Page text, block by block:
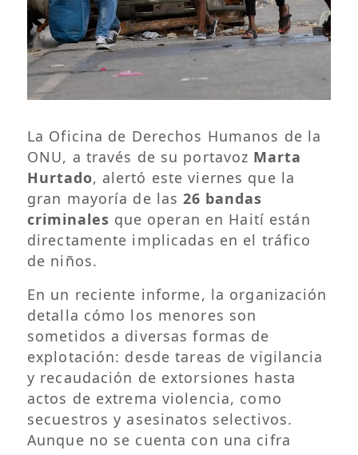
La Oficina de Derechos Humanos de la
ONU, a través de su portavoz Marta
Hurtado, alertó este viernes que la
gran mayoría de las26 bandas
criminales que operan en Haití están
directamente implicadas en el tráfico
de niños.
En un reciente informe, la organización
detalla cómo los menores son
sometidos a diversas formas de
explotación: desde tareas de vigilancia
y recaudación de extorsiones hasta
actos de extrema violencia, como
secuestros y asesinatos selectivos.
Aunque no se cuenta con una cifra